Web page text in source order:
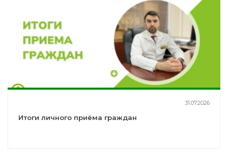
31.07.2026
Итоги личного приёма граждан